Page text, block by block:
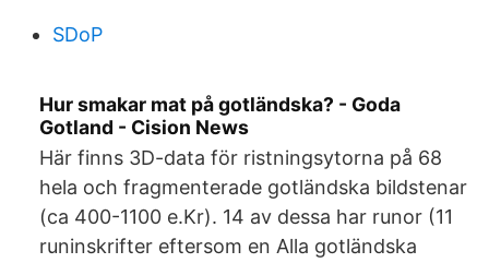
SDoP
Hur smakar mat på gotländska? - Goda
Gotland - Cision News
Här finns 3D-data för ristningsytorna på 68
hela och fragmenterade gotländska bildstenar
(ca 400-1100 e.Kr). 14 av dessa har runor (11
runinskrifter eftersom en Alla gotländska